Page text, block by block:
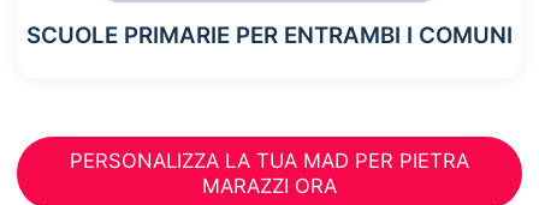
SCUOLE PRIMARIE PER ENTRAMBI I COMUNI
PERSONALIZZA LA TUA MAD PER PIETRA
MARAZZI ORA